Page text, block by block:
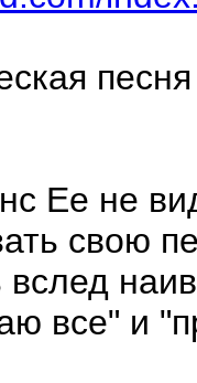
Ее не
свою
вслед
все" и